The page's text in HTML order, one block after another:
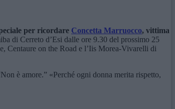
per ricordare Concetta Marruocco, vittima
di Cerreto d’Esi dalle ore 9.30 del prossimo 25
Centaure on the Road e l’Iis Morea-Vivarelli di
è amore.” «Perché ogni donna merita rispetto,